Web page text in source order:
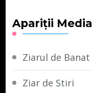
Apariții Media
Ziarul de Banat
Ziar de Stiri